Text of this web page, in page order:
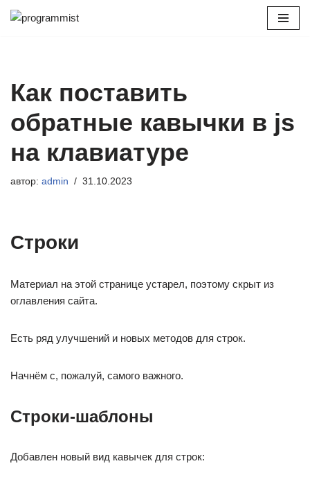
Как поставить
обратные кавычки в js
на клавиатуре
автор: admin 31.10.2023
Строки
Материал на этой странице устарел, поэтому скрыт из
оглавления сайта.
Есть ряд улучшений и новых методов для строк.
Начнём с, пожалуй, самого важного.
Строки-шаблоны
Добавлен новый вид кавычек для строк: